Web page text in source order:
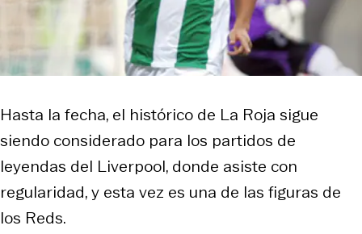
Hasta la fecha, el histórico de La Roja sigue
siendo considerado para los partidos de
leyendas del Liverpool, donde asiste con
regularidad, y esta vez es una de las figuras de
los Reds.